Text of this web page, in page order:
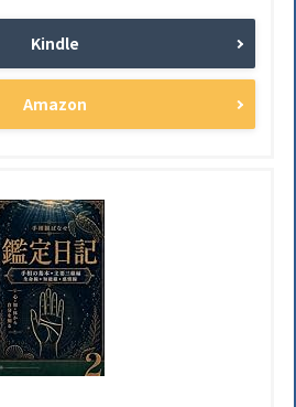
Kindle
Amazon